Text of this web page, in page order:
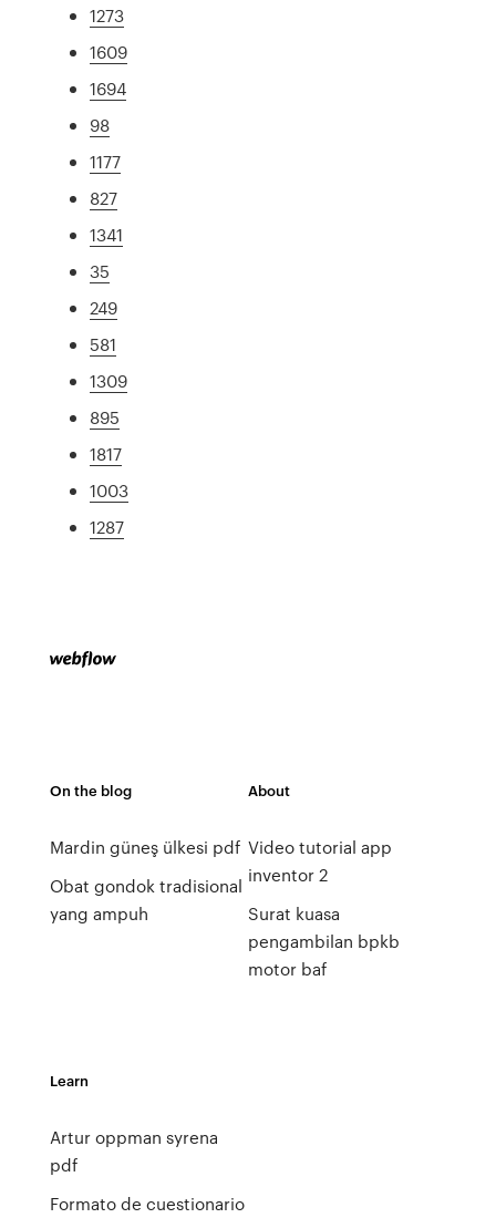
1273
1609
1694
98
1177
827
1341
35
249
581
1309
895
1817
1003
1287
On the blog
Mardin güneş ülkesi pdf
Obat gondok tradisional
yang ampuh
About
Video tutorial app
inventor 2
Surat kuasa
pengambilan bpkb
motor baf
Learn
Artur oppman syrena
pdf
Formato de cuestionario